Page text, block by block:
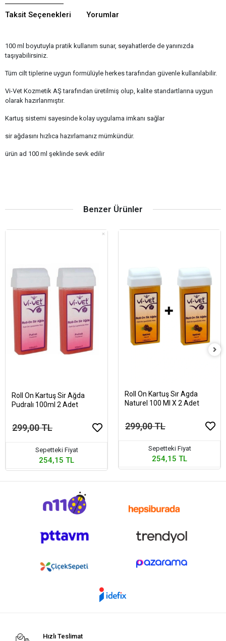
Taksit Seçenekleri Yorumlar
100 ml boyutuyla pratik kullanım sunar, seyahatlerde de yanınızda
taşıyabilirsiniz.
Tüm cilt tiplerine uygun formülüyle herkes tarafından güvenle kullanılabilir.
Vi-Vet Kozmetik AŞ tarafından üretilmiş olup, kalite standartlarına uygun
olarak hazırlanmıştır.
Kartuş sistemi sayesinde kolay uygulama imkanı sağlar
sir ağdasını hızlıca hazırlamanız mümkündür.
ürün ad 100 ml şeklinde sevk edilir
Benzer Ürünler
Roll On Kartuş Sir Ağda
Pudralı 100ml 2 Adet
299,00 TL
Sepetteki Fiyat
254,15 TL
Roll On Kartuş Sır Agda
Naturel 100 Ml X 2 Adet
299,00 TL
Sepetteki Fiyat
254,15 TL
Hızlı Teslimat